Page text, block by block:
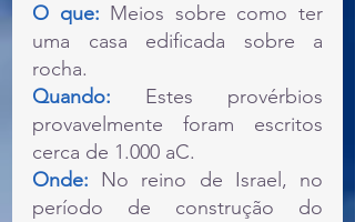
O que: Meios sobre como ter
uma casa edificada sobre a
rocha.
Quando: Estes provérbios
provavelmente foram escritos
cerca de 1.000 aC.
Onde: No reino de Israel, no
período de construção do